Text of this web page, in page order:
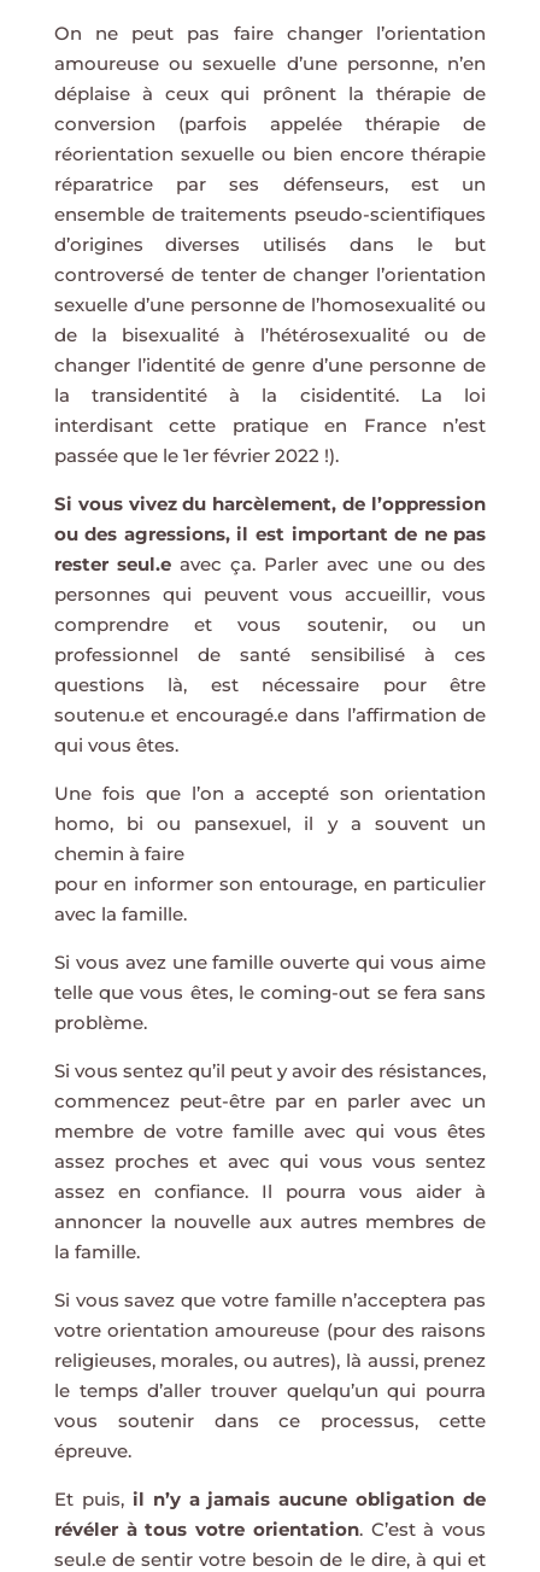
On ne peut pas faire changer l’orientation
amoureuse ou sexuelle d’une personne, n’en
déplaise à ceux qui prônent la thérapie de
conversion (parfois appelée thérapie de
réorientation sexuelle ou bien encore thérapie
réparatrice par ses défenseurs, est un
ensemble de traitements pseudo-scientifiques
d’origines diverses utilisés dans le but
controversé de tenter de changer l’orientation
sexuelle d’une personne de l’homosexualité ou
de la bisexualité à l’hétérosexualité ou de
changer l’identité de genre d’une personne de
la transidentité à la cisidentité. La loi
interdisant cette pratique en France n’est
passée que le 1er février 2022 !).
Si vous vivez du harcèlement, de l’oppression
ou des agressions, il est important de ne pas
rester seul.eavec ça. Parler avec une ou des
personnes qui peuvent vous accueillir, vous
comprendre et vous soutenir, ou un
professionnel de santé sensibilisé à ces
questions là, est nécessaire pour être
soutenu.e et encouragé.e dans l’affirmation de
qui vous êtes.
Une fois que l’on a accepté son orientation
homo, bi ou pansexuel, il y a souvent un
chemin à faire
pour en informer son entourage, en particulier
avec la famille.
Si vous avez une famille ouverte qui vous aime
telle que vous êtes, le coming-out se fera sans
problème.
Si vous sentez qu’il peut y avoir des résistances,
commencez peut-être par en parler avec un
membre de votre famille avec qui vous êtes
assez proches et avec qui vous vous sentez
assez en confiance. Il pourra vous aider à
annoncer la nouvelle aux autres membres de
la famille.
Si vous savez que votre famille n’acceptera pas
votre orientation amoureuse (pour des raisons
religieuses, morales, ou autres), là aussi, prenez
le temps d’aller trouver quelqu’un qui pourra
vous soutenir dans ce processus, cette
épreuve.
Et puis, il n’y a jamais aucune obligation de
révéler à tous votre orientation. C’est à vous
seul.e de sentir votre besoin de le dire, à qui et